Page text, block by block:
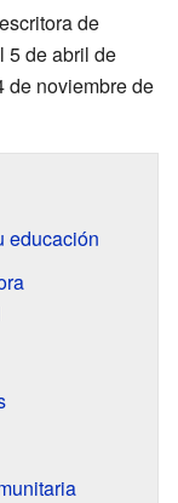
de
5 de abril de
de noviembre de
educación